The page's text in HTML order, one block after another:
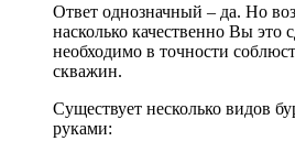
Ответ однозначный – да. Но
насколько качественно Вы это
необходимо в точности
скважин.
Существует несколько видов
руками: